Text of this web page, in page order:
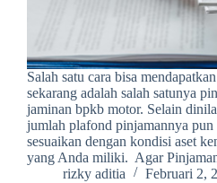
Salah satu cara bisa
sekarang adalah salah satunya
jaminan bpkb motor. Selain
jumlah plafond pinjamannya pun
sesuaikan dengan kondisi aset
yang Anda miliki. Agar
rizky aditia
Februari 2,